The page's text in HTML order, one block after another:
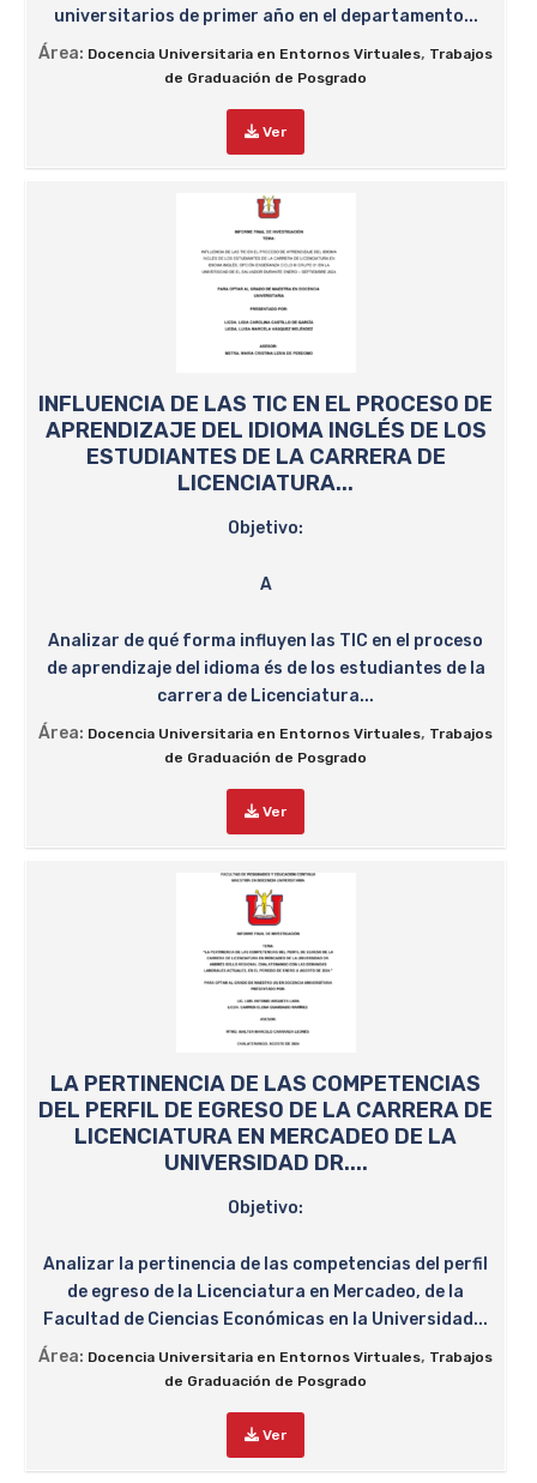
universitarios de primer año en el departamento...
Área: Docencia Universitaria en Entornos Virtuales, Trabajos
de Graduación de Posgrado
Ver
INFLUENCIA DE LAS TIC EN EL PROCESO DE
APRENDIZAJE DEL IDIOMA INGLÉS DE LOS
ESTUDIANTES DE LA CARRERA DE
LICENCIATURA...
Objetivo:
A
Analizar de qué forma influyen las TIC en el proceso
de aprendizaje del idioma és de los estudiantes de la
carrera de Licenciatura...
Área: Docencia Universitaria en Entornos Virtuales, Trabajos
de Graduación de Posgrado
Ver
LA PERTINENCIA DE LAS COMPETENCIAS
DEL PERFIL DE EGRESO DE LA CARRERA DE
LICENCIATURA EN MERCADEO DE LA
UNIVERSIDAD DR....
Objetivo:
Analizar la pertinencia de las competencias del perfil
de egreso de la Licenciatura en Mercadeo, de la
Facultad de Ciencias Económicas en la Universidad...
Área: Docencia Universitaria en Entornos Virtuales, Trabajos
de Graduación de Posgrado
Ver